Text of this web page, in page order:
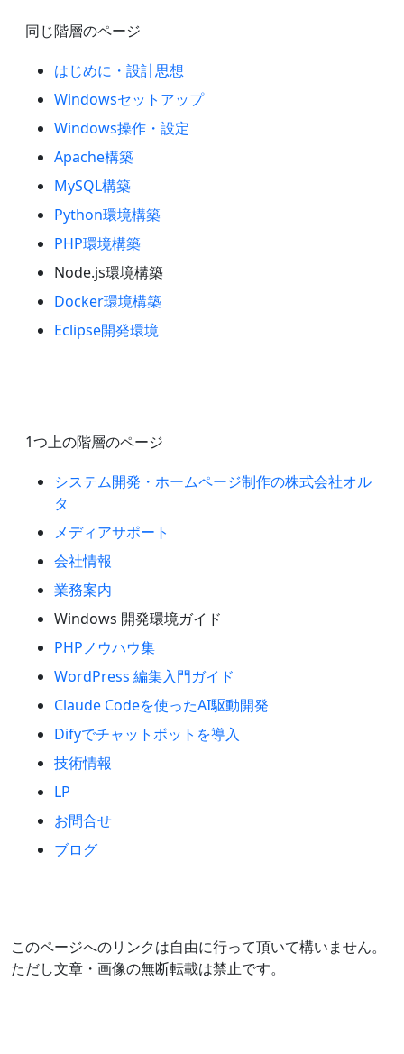
同じ階層のページ
はじめに・設計思想
Windowsセットアップ
Windows操作・設定
Apache構築
MySQL構築
Python環境構築
PHP環境構築
Node.js環境構築
Docker環境構築
Eclipse開発環境
1つ上の階層のページ
システム開発・ホームページ制作の株式会社オル
タ
メディアサポート
会社情報
業務案内
Windows 開発環境ガイド
PHPノウハウ集
WordPress 編集入門ガイド
Claude Codeを使ったAI駆動開発
Difyでチャットボットを導入
技術情報
LP
お問合せ
ブログ
このページへのリンクは自由に行って頂いて構いません。
ただし文章・画像の無断転載は禁止です。